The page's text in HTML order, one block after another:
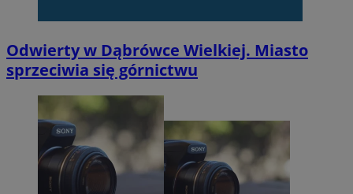
Odwierty w Dąbrówce Wielkiej. Miasto
sprzeciwia się górnictwu